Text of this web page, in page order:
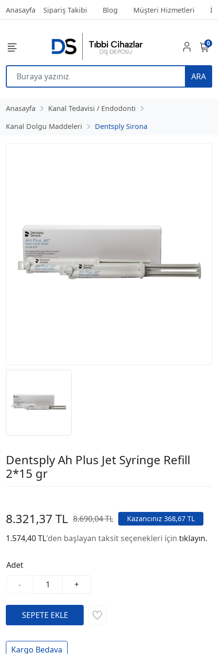
Anasayfa Sipariş Takibi Blog Müşteri Hizmetleri
ARA
0
Anasayfa
Kanal Tedavisi / Endodonti
Kanal Dolgu Maddeleri
Dentsply Sirona
Dentsply Ah Plus Jet Syringe Refill
2*15 gr
8.321,37 TL 8.690,04 TL Kazancınız 368,67 TL
1.574,40 TL'den başlayan taksit seçenekleri için tıklayın.
Adet
-
+
Kargo Bedava